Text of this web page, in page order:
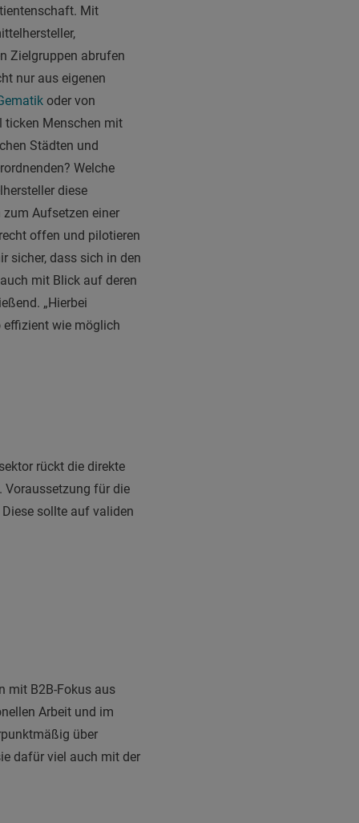
Mit
Zielgruppen abrufen
nur aus eigenen
oder von
ticken Menschen mit
Städten und
Welche
diese
Aufsetzen einer
offen und pilotieren
sicher, dass sich in den
mit Blick auf deren
„Hierbei
effizient wie möglich
rückt die direkte
Voraussetzung für die
sollte auf validen
mit B2B-Fokus aus
Arbeit und im
über
dafür viel auch mit der